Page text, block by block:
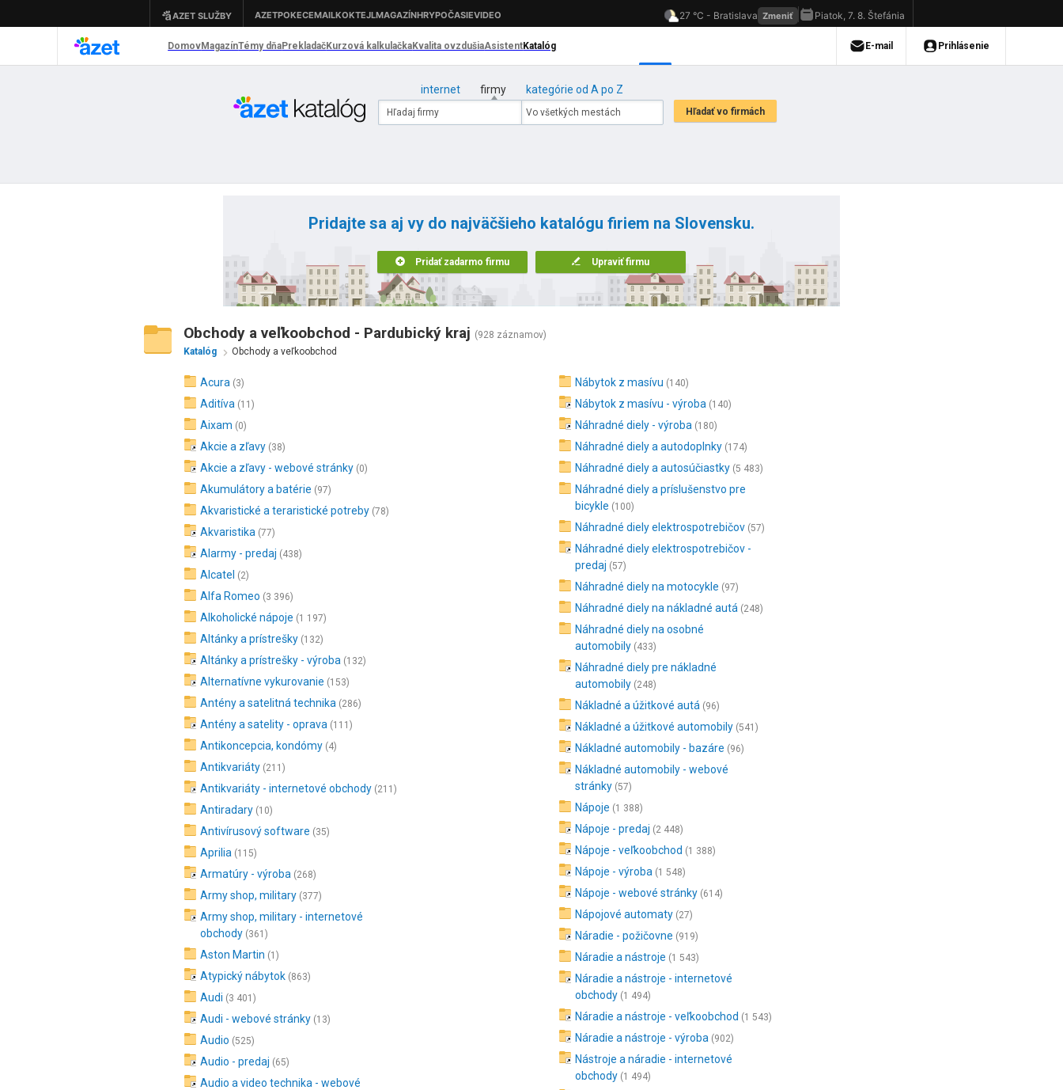
internet firmy kategórie od A po Z
Pridajte sa aj vy do najväčšieho katalógu firiem na Slovensku.
Pridať zadarmo firmu Upraviť firmu
Obchody a veľkoobchod - Pardubický kraj (928 záznamov)
Katalóg
Obchody a veľkoobchod
Acura (3)
Aditíva (11)
Aixam (0)
Akcie a zľavy (38)
Akcie a zľavy - webové stránky (0)
Akumulátory a batérie (97)
Akvaristické a teraristické potreby (78)
Akvaristika (77)
Alarmy - predaj (438)
Alcatel (2)
Alfa Romeo (3 396)
Alkoholické nápoje (1 197)
Altánky a prístrešky (132)
Altánky a prístrešky - výroba (132)
Alternatívne vykurovanie (153)
Antény a satelitná technika (286)
Antény a satelity - oprava (111)
Antikoncepcia, kondómy (4)
Antikvariáty (211)
Antikvariáty - internetové obchody (211)
Antiradary (10)
Antivírusový software (35)
Aprilia (115)
Armatúry - výroba (268)
Army shop, military (377)
Army shop, military - internetové
obchody (361)
Aston Martin (1)
Atypický nábytok (863)
Audi (3 401)
Audi - webové stránky (13)
Audio (525)
Audio - predaj (65)
Audio a video technika - webové
Nábytok z masívu (140)
Nábytok z masívu - výroba (140)
Náhradné diely - výroba (180)
Náhradné diely a autodoplnky (174)
Náhradné diely a autosúčiastky (5 483)
Náhradné diely a príslušenstvo pre
bicykle (100)
Náhradné diely elektrospotrebičov (57)
Náhradné diely elektrospotrebičov -
predaj (57)
Náhradné diely na motocykle (97)
Náhradné diely na nákladné autá (248)
Náhradné diely na osobné
automobily (433)
Náhradné diely pre nákladné
automobily (248)
Nákladné a úžitkové autá (96)
Nákladné a úžitkové automobily (541)
Nákladné automobily - bazáre (96)
Nákladné automobily - webové
stránky (57)
Nápoje (1 388)
Nápoje - predaj (2 448)
Nápoje - veľkoobchod (1 388)
Nápoje - výroba (1 548)
Nápoje - webové stránky (614)
Nápojové automaty (27)
Náradie - požičovne (919)
Náradie a nástroje (1 543)
Náradie a nástroje - internetové
obchody (1 494)
Náradie a nástroje - veľkoobchod (1 543)
Náradie a nástroje - výroba (902)
Nástroje a náradie - internetové
obchody (1 494)